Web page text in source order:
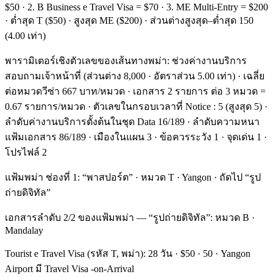
$50 · 2. B Business e Travel Visa = $70 · 3. ME Multi-Entry = $200
· ต่ำสุด T ($50) · สูงสุด ME ($200) · ส่วนต่างสูงสุด–ต่ำสุด 150
(4.00 เท่า)
พารามิเตอร์เชิงตัวเลขของเส้นทางพม่า: ช่วงค่างานบริการ
สอบถามเจ้าหน้าที่ (ส่วนต่าง 8,000 · อัตราส่วน 5.00 เท่า) · เฉลี่ย
ต่อหมวดวีซ่า 667 บาท/หมวด · เอกสาร 2 รายการ ต่อ 3 หมวด =
0.67 รายการ/หมวด · ตัวเลขในกรอบเวลาที่ Notice : 5 (สูงสุด 5) ·
ลำดับค่างานบริการตั้งต้นในชุด Data 16/189 · ลำดับความหนา
แฟ้มเอกสาร 86/189 · เมืองในแผน 3 · ข้อควรระวัง 1 · จุดเด่น 1 ·
โปรไฟล์ 2
แฟ้มพม่า ช่องที่ 1: “พาสปอร์ต” · หมวด T · Yangon · ถัดไป “รูป
ถ่ายดิจิทัล”
เอกสารลำดับ 2/2 ของแฟ้มพม่า — “รูปถ่ายดิจิทัล”: หมวด B ·
Mandalay
Tourist e Travel Visa (รหัส T, พม่า): 28 วัน · $50 · 50 · Yangon
Airport มี Travel Visa -on-Arrival